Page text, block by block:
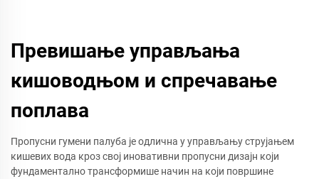
Превишање управљања
кишоводњом и спречавање
поплава
Пропусни гумени палуба је одлична у управљању струјањем
кишевих вода кроз свој иновативни пропусни дизајн који
фундаментално трансформише начин на који површине